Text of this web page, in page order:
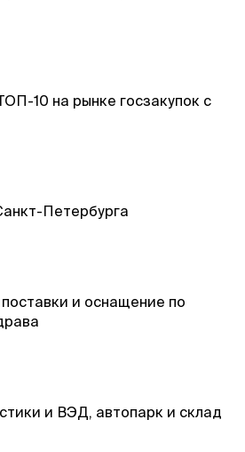
10 на рынке госзакупок с
Петербурга
и оснащение по
и ВЭД, автопарк и склад